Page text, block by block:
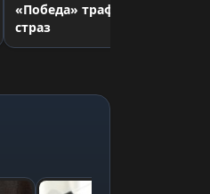
«Победа» трафарет для
страз